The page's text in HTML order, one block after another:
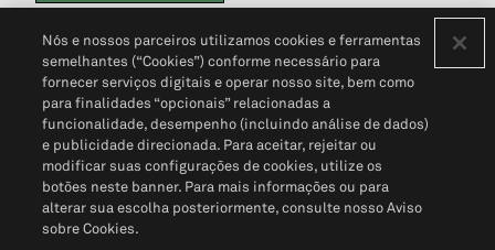
Política de PrivacidadePortal de privacidade do cliente (em inglês)
Não Venda Minhas Informações Pessoais© 2026 S&P Global
Nós e nossos parceiros utilizamos cookies e ferramentas
semelhantes (“Cookies”) conforme necessário para
fornecer serviços digitais e operar nosso site, bem como
para finalidades “opcionais” relacionadas a
funcionalidade, desempenho (incluindo análise de dados)
e publicidade direcionada. Para aceitar, rejeitar ou
modificar suas configurações de cookies, utilize os
botões neste banner. Para mais informações ou para
alterar sua escolha posteriormente, consulte nosso Aviso
sobre Cookies.